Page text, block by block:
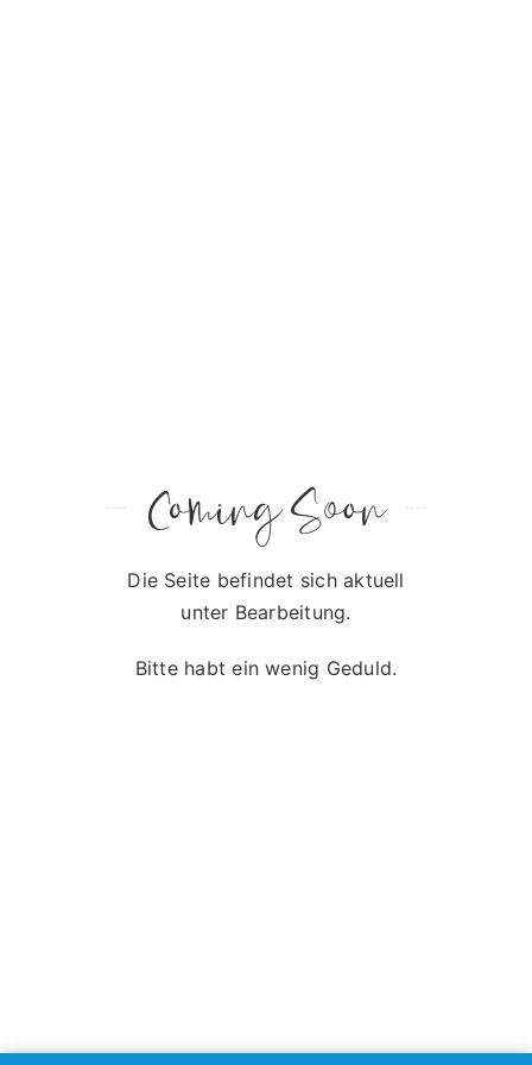
Coming Soon
Die Seite befindet sich aktuell
unter Bearbeitung.
Bitte habt ein wenig Geduld.